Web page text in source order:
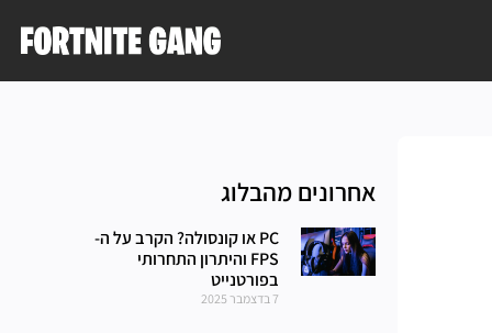
אחרונים מהבלוג
PC או קונסולה? הקרב על ה-
FPS והיתרון התחרותי
בפורטנייט
7 בדצמבר 2025